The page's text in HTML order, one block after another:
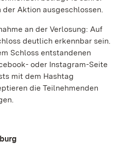
Aktion ausgeschlossen.
an der Verlosung: Auf
deutlich erkennbar sein.
Schloss entstandenen
oder Instagram-Seite
mit dem Hashtag
die Teilnehmenden